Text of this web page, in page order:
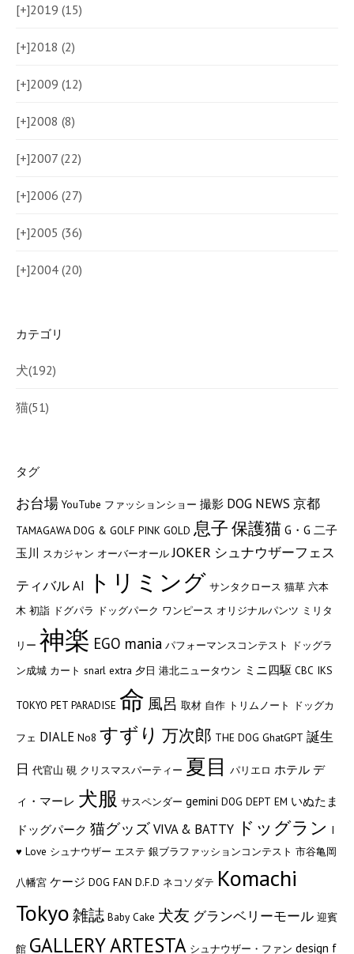
[+]2019 (15)
[+]2018 (2)
[+]2009 (12)
[+]2008 (8)
[+]2007 (22)
[+]2006 (27)
[+]2005 (36)
[+]2004 (20)
カテゴリ
犬(192)
猫(51)
タグ
お台場 YouTube ファッションショー 撮影 DOG NEWS 京都
TAMAGAWA DOG & GOLF PINK GOLD 息子保護猫 G・G 二子
玉川 スカジャン オーバーオール JOKER シュナウザーフェス
ティバルAI トリミング サンタクロース 猫草 六本
木 初詣 ドグパラ ドッグパーク ワンピース オリジナルパンツ ミリタ
リー 神楽 EGO mania パフォーマンスコンテスト
ドッグラ
ン成城 カート snarl extra 夕日 港北ニュータウン ミニ四駆 CBC IKS
TOKYO PET PARADISE 命 風呂 取材 自作 トリムノート ドッグカ
フェ DIALE No8 すずり 万次郎 THE DOG GhatGPT 誕生
日 代官山 硯 クリスマスパーティー 夏目 パリエロ ホテル デ
ィ・マーレ 犬服 サスペンダー gemini DOG DEPT EM いぬたま
ドッグパーク 猫グッズVIVA & BATTY ドッグラン I
♥ Love シュナウザー エステ 銀ブラファッションコンテスト 市谷亀岡
八幡宮 ケージ DOG FAN D.F.D ネコソダテ Komachi
Tokyo雑誌 Baby Cake 犬友 グランベリーモール 迎賓
館 GALLERY ARTESTA シュナウザー・ファン design f